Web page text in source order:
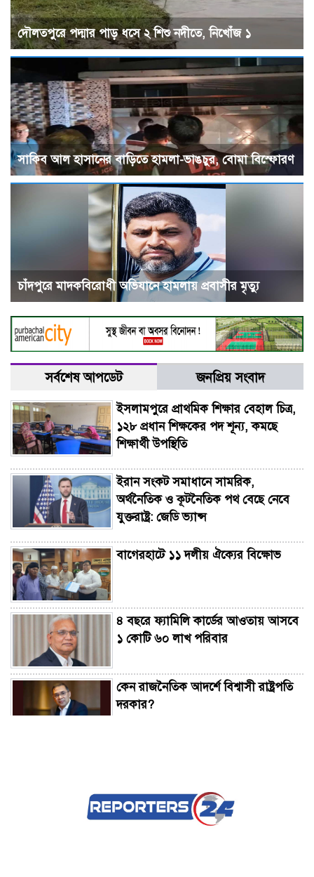
দৌলতপুরে পদ্মার পাড় ধসে ২ শিশু নদীতে, নিখোঁজ ১
সাকিব আল হাসানের বাড়িতে হামলা-ভাঙচুর, বোমা বিস্ফোরণ
চাঁদপুরে মাদকবিরোধী অভিযানে হামলায় প্রবাসীর মৃত্যু
সর্বশেষ আপডেট জনপ্রিয় সংবাদ
ইসলামপুরে প্রাথমিক শিক্ষার বেহাল চিত্র,
১২৮ প্রধান শিক্ষকের পদ শূন্য, কমছে
শিক্ষার্থী উপস্থিতি
ইরান সংকট সমাধানে সামরিক,
অর্থনৈতিক ও কূটনৈতিক পথ বেছে নেবে
যুক্তরাষ্ট্র: জেডি ভ্যান্স
বাগেরহাটে ১১ দলীয় ঐক্যের বিক্ষোভ
৪ বছরে ফ্যামিলি কার্ডের আওতায় আসবে
১ কোটি ৬০ লাখ পরিবার
কেন রাজনৈতিক আদর্শে বিশ্বাসী রাষ্ট্রপতি
দরকার?
যদি সংসদ বয়কট করে রাজপথে আসি দুই